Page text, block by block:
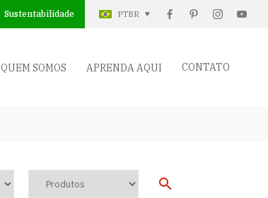
Sustentabilidade PTBR
QUEM SOMOS APRENDA AQUI CONTATO